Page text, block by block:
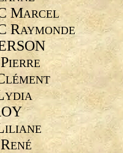
MARCEL
RAYMONDE
IERRE
LÉMENT
YDIA
ILIANE
ENÉ